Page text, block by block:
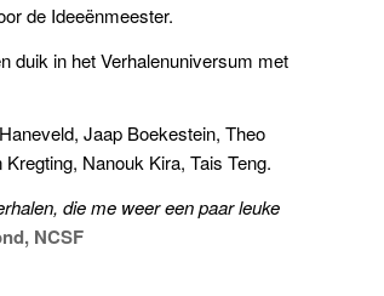
de Ideeënmeester.
duik in het Verhalenuniversum met
Jaap Boekestein, Theo
Nanouk Kira, Tais Teng.
die me weer een paar leuke
NCSF